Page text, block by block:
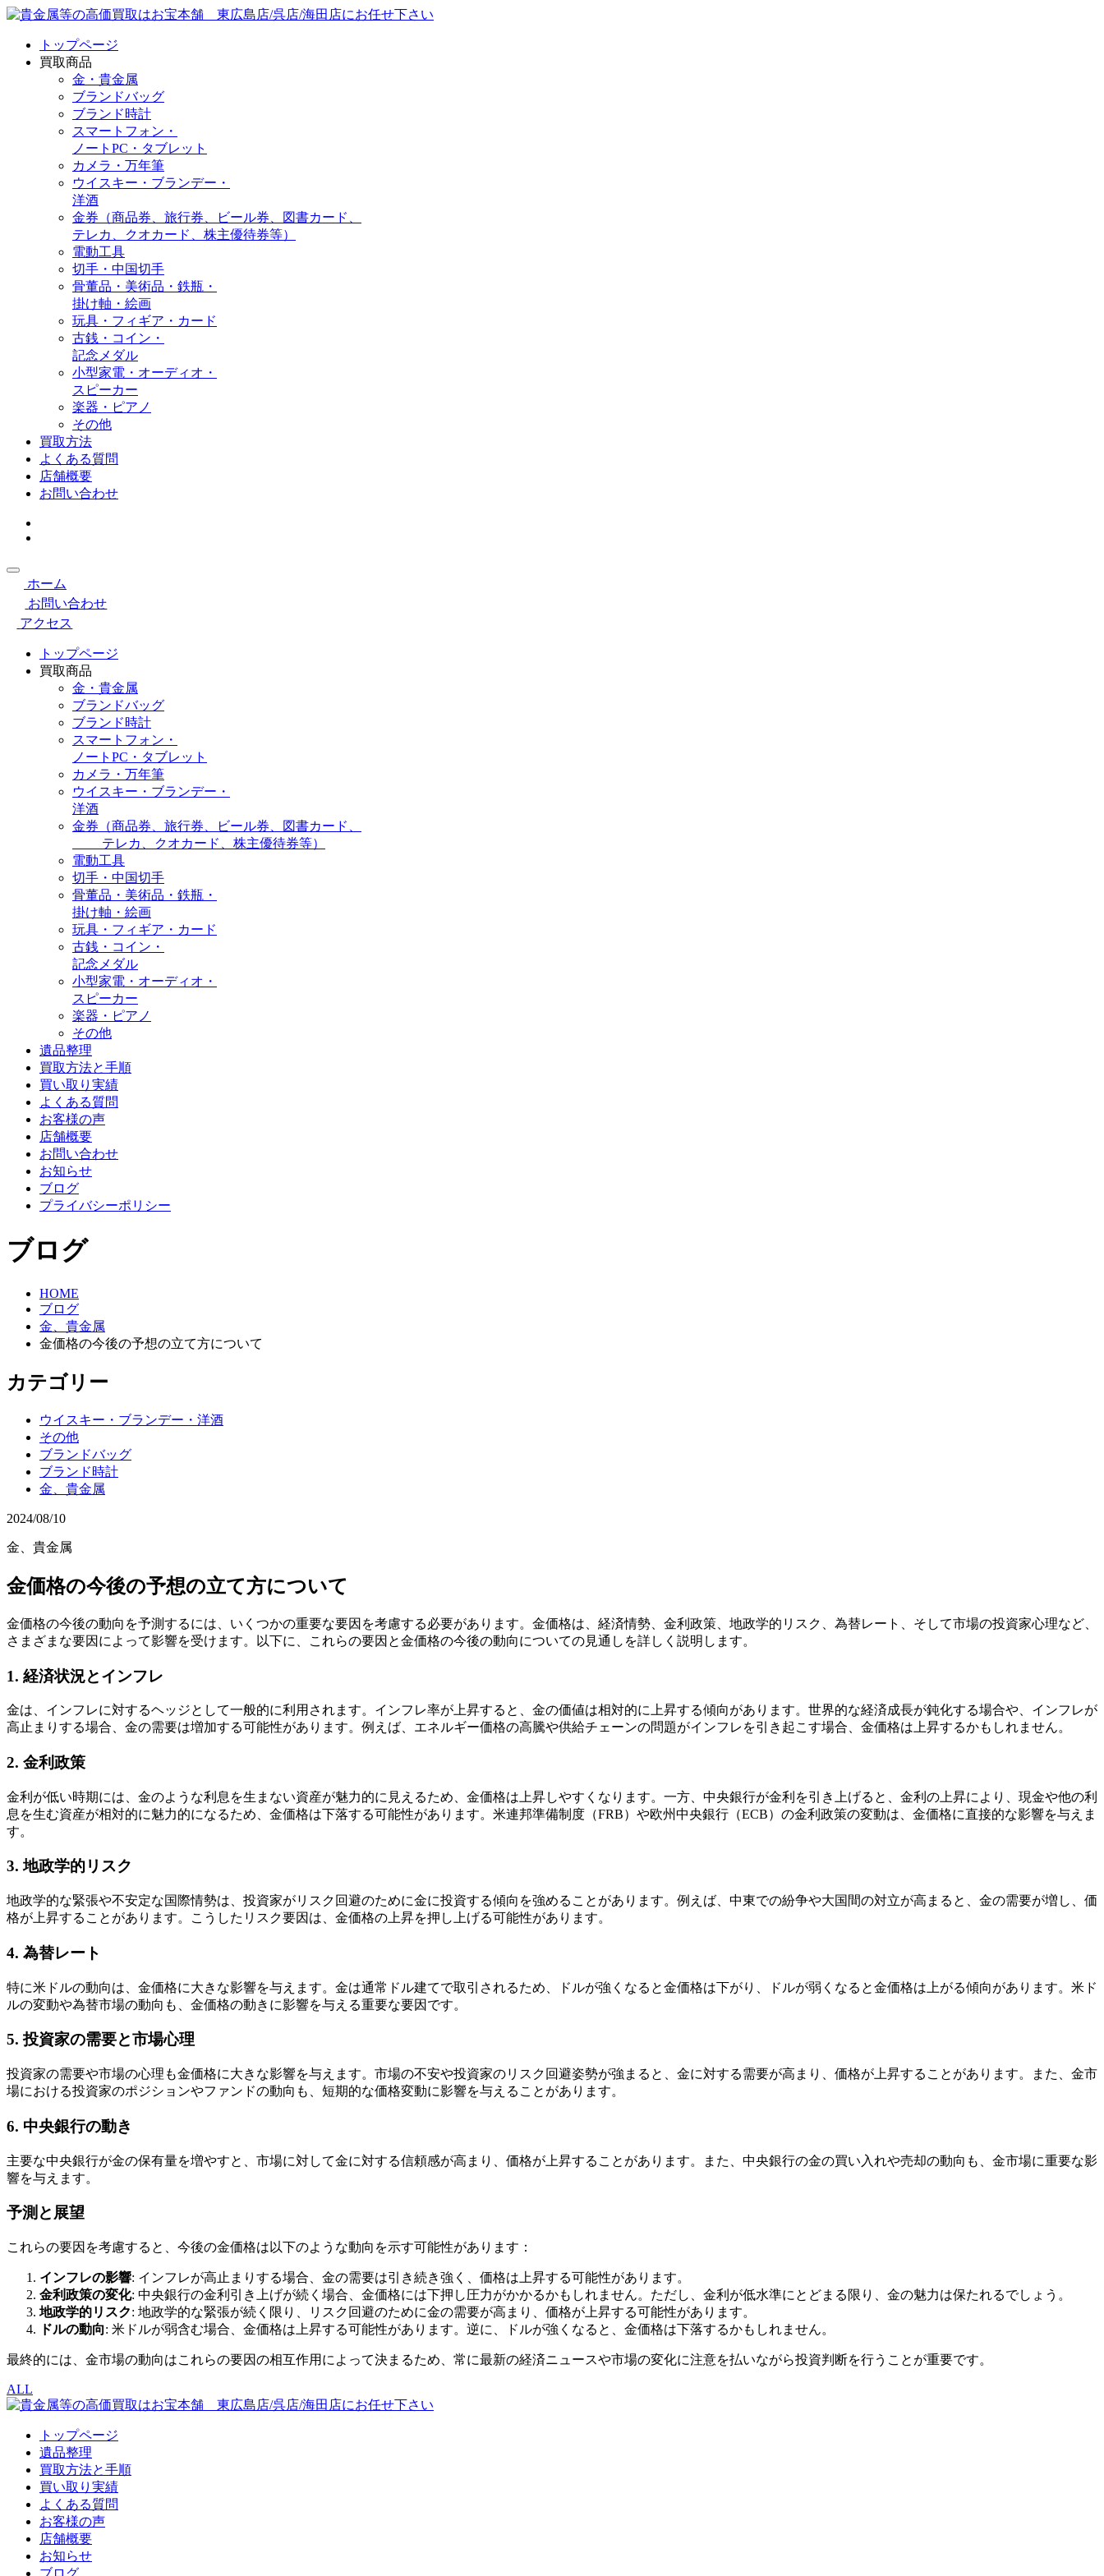
トップページ
買取商品
金・貴金属
ブランドバッグ
ブランド時計
スマートフォン・
ノートPC・タブレット
カメラ・万年筆
ウイスキー・ブランデー・
洋酒
金券（商品券、旅行券、ビール券、図書カード、
テレカ、クオカード、株主優待券等）
電動工具
切手・中国切手
骨董品・美術品・鉄瓶・
掛け軸・絵画
玩具・フィギア・カード
古銭・コイン・
記念メダル
小型家電・オーディオ・
スピーカー
楽器・ピアノ
その他
買取方法
よくある質問
店舗概要
お問い合わせ
ホーム
お問い合わせ
アクセス
トップページ
買取商品
金・貴金属
ブランドバッグ
ブランド時計
スマートフォン・
ノートPC・タブレット
カメラ・万年筆
ウイスキー・ブランデー・
洋酒
金券（商品券、旅行券、ビール券、図書カード、
テレカ、クオカード、株主優待券等）
電動工具
切手・中国切手
骨董品・美術品・鉄瓶・
掛け軸・絵画
玩具・フィギア・カード
古銭・コイン・
記念メダル
小型家電・オーディオ・
スピーカー
楽器・ピアノ
その他
遺品整理
買取方法と手順
買い取り実績
よくある質問
お客様の声
店舗概要
お問い合わせ
お知らせ
ブログ
プライバシーポリシー
ブログ
HOME
ブログ
金、貴金属
金価格の今後の予想の立て方について
カテゴリー
ウイスキー・ブランデー・洋酒
その他
ブランドバッグ
ブランド時計
金、貴金属
2024/08/10
金、貴金属
金価格の今後の予想の立て方について
金価格の今後の動向を予測するには、いくつかの重要な要因を考慮する必要があります。金価格は、経済情勢、金利政策、地政学的リスク、為替レート、そして市場の投資家心理など、
さまざまな要因によって影響を受けます。以下に、これらの要因と金価格の今後の動向についての見通しを詳しく説明します。
1. 経済状況とインフレ
金は、インフレに対するヘッジとして一般的に利用されます。インフレ率が上昇すると、金の価値は相対的に上昇する傾向があります。世界的な経済成長が鈍化する場合や、インフレが
高止まりする場合、金の需要は増加する可能性があります。例えば、エネルギー価格の高騰や供給チェーンの問題がインフレを引き起こす場合、金価格は上昇するかもしれません。
2. 金利政策
金利が低い時期には、金のような利息を生まない資産が魅力的に見えるため、金価格は上昇しやすくなります。一方、中央銀行が金利を引き上げると、金利の上昇により、現金や他の利
息を生む資産が相対的に魅力的になるため、金価格は下落する可能性があります。米連邦準備制度（FRB）や欧州中央銀行（ECB）の金利政策の変動は、金価格に直接的な影響を与えま
す。
3.地政学的リスク
地政学的な緊張や不安定な国際情勢は、投資家がリスク回避のために金に投資する傾向を強めることがあります。例えば、中東での紛争や大国間の対立が高まると、金の需要が増し、価
格が上昇することがあります。こうしたリスク要因は、金価格の上昇を押し上げる可能性があります。
4. 為替レート
特に米ドルの動向は、金価格に大きな影響を与えます。金は通常ドル建てで取引されるため、ドルが強くなると金価格は下がり、ドルが弱くなると金価格は上がる傾向があります。米ド
ルの変動や為替市場の動向も、金価格の動きに影響を与える重要な要因です。
5.投資家の需要と市場心理
投資家の需要や市場の心理も金価格に大きな影響を与えます。市場の不安や投資家のリスク回避姿勢が強まると、金に対する需要が高まり、価格が上昇することがあります。また、金市
場における投資家のポジションやファンドの動向も、短期的な価格変動に影響を与えることがあります。
6. 中央銀行の動き
主要な中央銀行が金の保有量を増やすと、市場に対して金に対する信頼感が高まり、価格が上昇することがあります。また、中央銀行の金の買い入れや売却の動向も、金市場に重要な影
響を与えます。
予測と展望
これらの要因を考慮すると、今後の金価格は以下のような動向を示す可能性があります：
インフレの影響: インフレが高止まりする場合、金の需要は引き続き強く、価格は上昇する可能性があります。
金利政策の変化: 中央銀行の金利引き上げが続く場合、金価格には下押し圧力がかかるかもしれません。ただし、金利が低水準にとどまる限り、金の魅力は保たれるでしょう。
地政学的リスク: 地政学的な緊張が続く限り、リスク回避のために金の需要が高まり、価格が上昇する可能性があります。
ドルの動向: 米ドルが弱含む場合、金価格は上昇する可能性があります。逆に、ドルが強くなると、金価格は下落するかもしれません。
最終的には、金市場の動向はこれらの要因の相互作用によって決まるため、常に最新の経済ニュースや市場の変化に注意を払いながら投資判断を行うことが重要です。
ALL
トップページ
遺品整理
買取方法と手順
買い取り実績
よくある質問
お客様の声
店舗概要
お知らせ
ブログ